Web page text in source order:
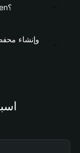
ما هي أفضل محفظة agracefulomen؟